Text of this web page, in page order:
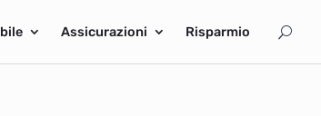
Assicurazioni Risparmio